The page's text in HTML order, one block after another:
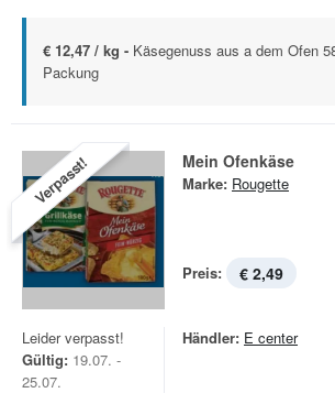
€ 12,47 / kg - Käsegenuss aus a dem Ofen
Packung
Verpasst! Mein Ofenkäse
Marke: Rougette
Preis: € 2,49
Leider verpasst!
Gültig: 19.07. -
25.07.
Händler: E center